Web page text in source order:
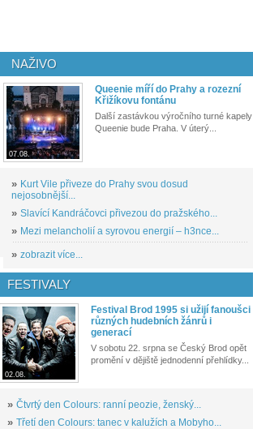
NAŽIVO
07.08.
Queenie míří do Prahy a rozezní
Křižíkovu fontánu
Další zastávkou výročního turné kapely
Queenie bude Praha. V úterý...
» Kurt Vile přiveze do Prahy svou dosud
nejosobnější...
» Slavící Kandráčovci přivezou do pražského...
» Mezi melancholií a syrovou energií – h3nce...
» zobrazit více...
FESTIVALY
02.08.
Festival Brod 1995 si užijí fanoušci
různých hudebních žánrů i
generací
V sobotu 22. srpna se Český Brod opět
promění v dějiště jednodenní přehlídky...
» Čtvrtý den Colours: ranní peozie, ženský...
» Třetí den Colours: tanec v kalužích a Mobyho...